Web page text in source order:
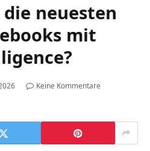
neuesten
mit
Keine Kommentare